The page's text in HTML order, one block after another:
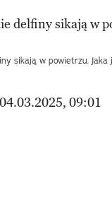
sikają w powietrzu.
09:01
twitter
do przyjaciela